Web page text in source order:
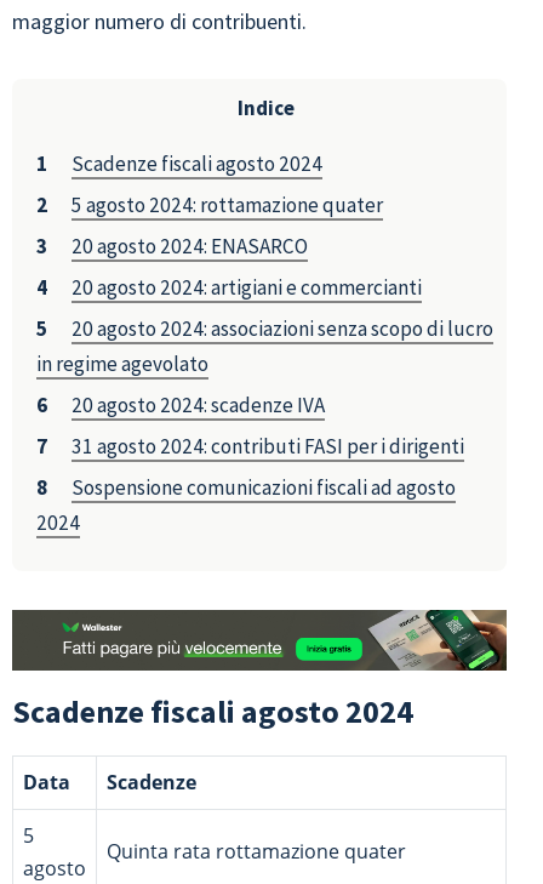
maggior numero di contribuenti.
Indice
Scadenze fiscali agosto 2024
5 agosto 2024: rottamazione quater
20 agosto 2024: ENASARCO
20 agosto 2024: artigiani e commercianti
20 agosto 2024: associazioni senza scopo di lucro
in regime agevolato
20 agosto 2024: scadenze IVA
31 agosto 2024: contributi FASI per i dirigenti
Sospensione comunicazioni fiscali ad agosto
2024
Scadenze fiscali agosto 2024
Data
Scadenze
5
agosto
Quinta rata rottamazione quater